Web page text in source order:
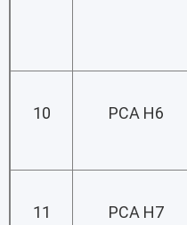
10 PCA H6
11 PCA H7